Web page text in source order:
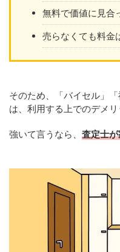
無料で価値に見合
売らなくても料金
そのため、「バイセル」
は、利用する上でのデメリ
強いて言うなら、 査定士